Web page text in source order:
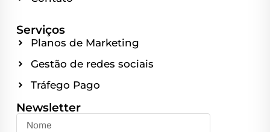
Serviços
Planos de Marketing
Gestão de redes sociais
Tráfego Pago
Newsletter